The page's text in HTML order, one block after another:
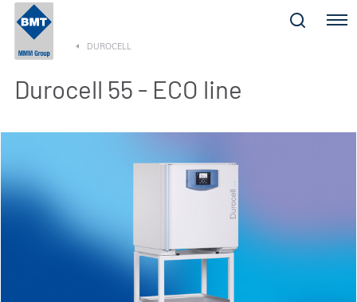
Menu
DUROCELL
Durocell 55 - ECO line